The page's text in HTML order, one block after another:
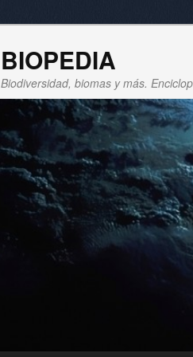
BIOPEDIA
Biodiversidad, biomas y más.